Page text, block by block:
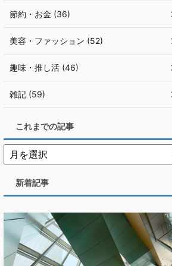
節約・お金 (36)
美容・ファッション (52)
趣味・推し活 (46)
雑記 (59)
これまでの記事
新着記事